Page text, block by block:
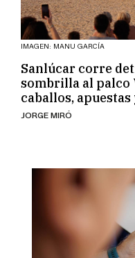
IMAGEN: MANU GARCÍA
Sanlúcar corre
sombrilla al palco
caballos,
JORGE MIRÓ